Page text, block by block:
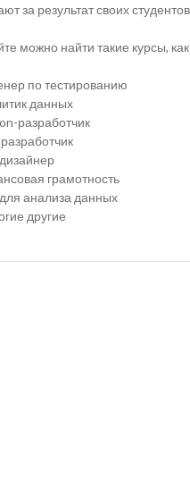
за результат своих
можно найти такие курсы,
по тестированию
данных
разработчик
грамотность
анализа данных
другие